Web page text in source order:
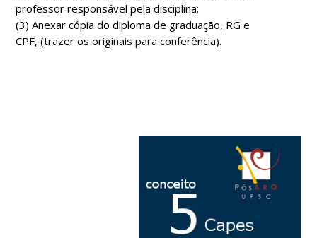
professor responsável pela disciplina;
(3) Anexar cópia do diploma de graduação, RG e
CPF, (trazer os originais para conferência).